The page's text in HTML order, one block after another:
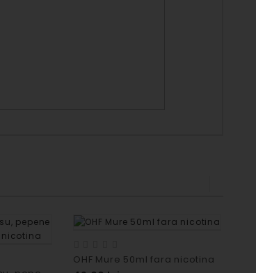
OHF Mure 50ml fara nicotina